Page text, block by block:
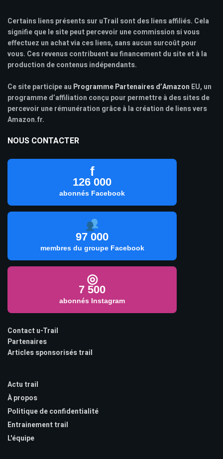
Certains liens présents sur uTrail sont des liens affiliés. Cela
signifie que le site peut percevoir une commission si vous
effectuez un achat via ces liens, sans aucun surcoût pour
vous. Ces revenus contribuent au financement du site et à la
production de contenus indépendants.
Ce site participe au Programme Partenaires d’Amazon EU, un
programme d’affiliation conçu pour permettre à des sites de
percevoir une rémunération grâce à la création de liens vers
Amazon.fr.
NOUS CONTACTER
f
126 000
abonnés Facebook
97 000
membres du groupe Facebook
◎
7 500
abonnés Instagram
Contact u-Trail
Partenaires
Articles sponsorisés trail
Actu trail
À propos
Politique de confidentialité
Entrainement trail
L'équipe